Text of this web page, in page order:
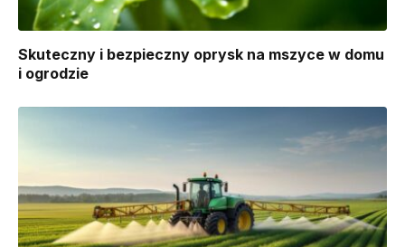
Skuteczny i bezpieczny oprysk na mszyce w domu
i ogrodzie